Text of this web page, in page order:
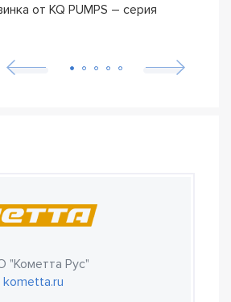
от KQ PUMPS – серия
Рус"
kometta.ru